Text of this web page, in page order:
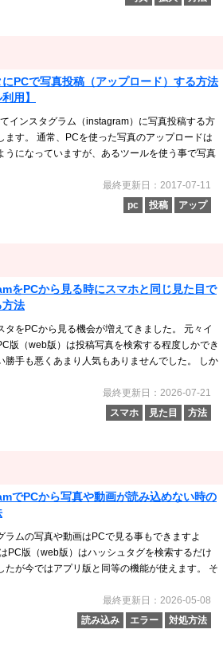
にPCで写真投稿（アップロード）する方法
用】
インスタグラム（instagram）に写真投稿する方
ます。 通常、PCを使った写真のアップロードは
うになっていますが、あるツールを使う事で写真
最終更新日：2017-07-11
pc
投稿 アップ
をPCから見る時にスマホと同じ見た目で
方法
タをPCから見る機会が増えてきました。 元々イ
版（web版）は投稿写真を検索する程度しかでき
勝手も悪くあまり人気もありませんでした。 しか
最終更新日：2026-07-21
スマホ
見た目 方法
でPCから写真や動画が読み込めない時の
ラムの写真や動画はPCで見る事もできますよ
PC版（web版）はハッシュタグを検索するだけ
たが今ではアプリ版と同等の機能が使えます。 そ
最終更新日：2026-05-08
読み込み
エラー 対処方法